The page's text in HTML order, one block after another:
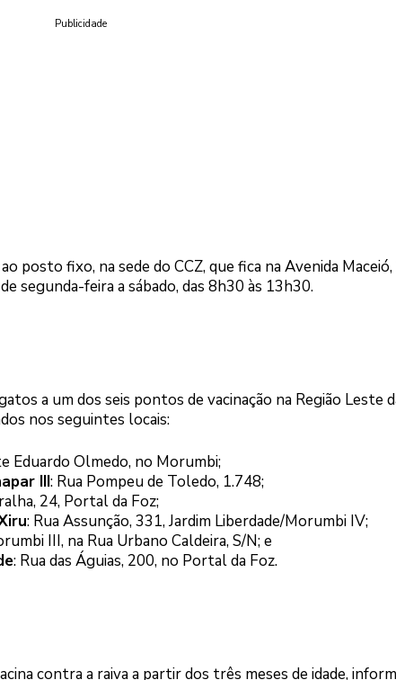
Publicidade
posto fixo, na sede do CCZ, que fica na Avenida Maceió,
segunda-feira a sábado, das 8h30 às 13h30.
a um dos seis pontos de vacinação na Região Leste
nos seguintes locais:
Eduardo Olmedo, no Morumbi;
III: Rua Pompeu de Toledo, 1.748;
24, Portal da Foz;
: Rua Assunção, 331, Jardim Liberdade/Morumbi IV;
III, na Rua Urbano Caldeira, S/N; e
: Rua das Águias, 200, no Portal da Foz.
contra a raiva a partir dos três meses de idade,